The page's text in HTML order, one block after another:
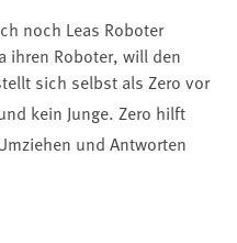
noch Leas Roboter
ihren Roboter, will den
sich selbst als Zero vor
kein Junge. Zero hilft
und Antworten